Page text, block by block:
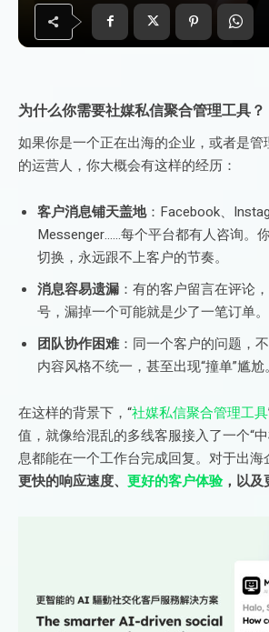
为什么你需要社媒私信聚合管理工具？
如果你是一个正在出海的企业，或者是
的运营人，你大概会有这样的经历：
客户消息铺天盖地：Facebook、
Messenger……每个平台都有人咨询。
切换，永远跟不上客户的节奏。
消息容易遗漏 ：有的客户留言在评论
号，漏掉一个可能就是少了一笔订单。
团队协作困难 ：同一个客户的问题，
内容风格不统一，甚至出现“撞单”尴尬。
在这样的背景下，“社媒私信聚合管理工具
值，就像给混乱的多线客服接入了一个“
息都能在一个工作台完成回复。对于出
更快的响应速度、 更好的客户体验，以及